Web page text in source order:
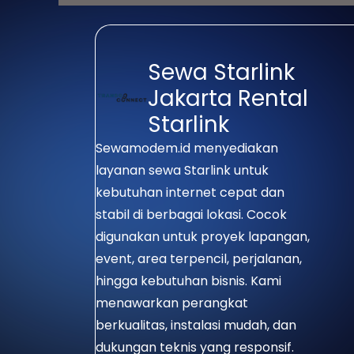
serta lokasi yang belum
Sewa Starlink
Jakarta Rental
Starlink
Sewamodem.id menyediakan
layanan sewa Starlink untuk
kebutuhan internet cepat dan
stabil di berbagai lokasi. Cocok
digunakan untuk proyek lapangan,
event, area terpencil, perjalanan,
hingga kebutuhan bisnis. Kami
menawarkan perangkat
berkualitas, instalasi mudah, dan
dukungan teknis yang responsif.